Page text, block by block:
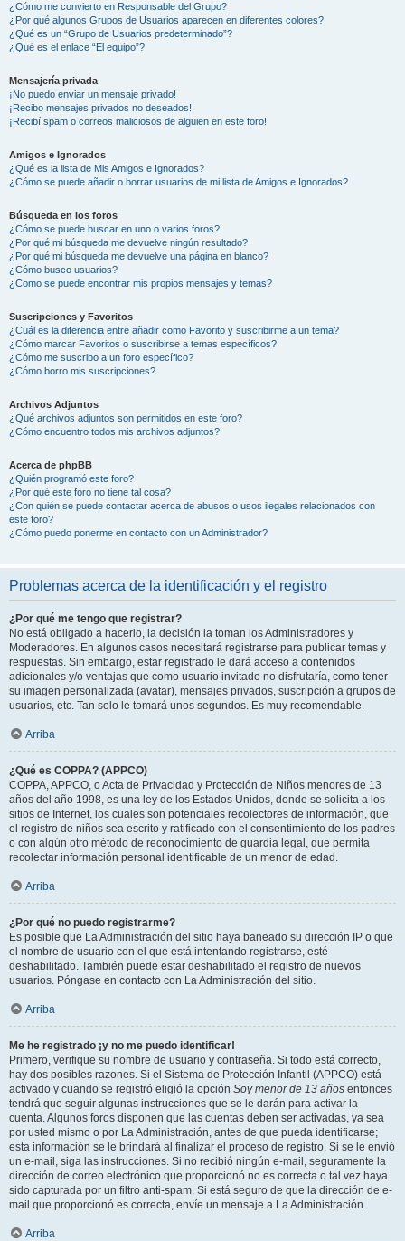
¿Cómo me convierto en Responsable del Grupo?
¿Por qué algunos Grupos de Usuarios aparecen en diferentes colores?
¿Qué es un “Grupo de Usuarios predeterminado”?
¿Qué es el enlace “El equipo”?
Mensajería privada
¡No puedo enviar un mensaje privado!
¡Recibo mensajes privados no deseados!
¡Recibí spam o correos maliciosos de alguien en este foro!
Amigos e Ignorados
¿Qué es la lista de Mis Amigos e Ignorados?
¿Cómo se puede añadir o borrar usuarios de mi lista de Amigos e Ignorados?
Búsqueda en los foros
¿Cómo se puede buscar en uno o varios foros?
¿Por qué mi búsqueda me devuelve ningún resultado?
¿Por qué mi búsqueda me devuelve una página en blanco?
¿Cómo busco usuarios?
¿Como se puede encontrar mis propios mensajes y temas?
Suscripciones y Favoritos
¿Cuál es la diferencia entre añadir como Favorito y suscribirme a un tema?
¿Cómo marcar Favoritos o suscribirse a temas específicos?
¿Cómo me suscribo a un foro específico?
¿Cómo borro mis suscripciones?
Archivos Adjuntos
¿Qué archivos adjuntos son permitidos en este foro?
¿Cómo encuentro todos mis archivos adjuntos?
Acerca de phpBB
¿Quién programó este foro?
¿Por qué este foro no tiene tal cosa?
¿Con quién se puede contactar acerca de abusos o usos ilegales relacionados con
este foro?
¿Cómo puedo ponerme en contacto con un Administrador?
Problemas acerca de la identificación y el registro
¿Por qué me tengo que registrar?
No está obligado a hacerlo, la decisión la toman los Administradores y
Moderadores. En algunos casos necesitará registrarse para publicar temas y
respuestas. Sin embargo, estar registrado le dará acceso a contenidos
adicionales y/o ventajas que como usuario invitado no disfrutaría, como tener
su imagen personalizada (avatar), mensajes privados, suscripción a grupos de
usuarios, etc. Tan solo le tomará unos segundos. Es muy recomendable.
Arriba
¿Qué es COPPA? (APPCO)
COPPA, APPCO, o Acta de Privacidad y Protección de Niños menores de 13
años del año 1998, es una ley de los Estados Unidos, donde se solicita a los
sitios de Internet, los cuales son potenciales recolectores de información, que
el registro de niños sea escrito y ratificado con el consentimiento de los padres
o con algún otro método de reconocimiento de guardia legal, que permita
recolectar información personal identificable de un menor de edad.
Arriba
¿Por qué no puedo registrarme?
Es posible que La Administración del sitio haya baneado su dirección IP o que
el nombre de usuario con el que está intentando registrarse, esté
deshabilitado. También puede estar deshabilitado el registro de nuevos
usuarios. Póngase en contacto con La Administración del sitio.
Arriba
Me he registrado ¡y no me puedo identificar!
Primero, verifique su nombre de usuario y contraseña. Si todo está correcto,
hay dos posibles razones. Si el Sistema de Protección Infantil (APPCO) está
activado y cuando se registró eligió la opción Soy menor de 13 años entonces
tendrá que seguir algunas instrucciones que se le darán para activar la
cuenta. Algunos foros disponen que las cuentas deben ser activadas, ya sea
por usted mismo o por La Administración, antes de que pueda identificarse;
esta información se le brindará al finalizar el proceso de registro. Si se le envió
un e-mail, siga las instrucciones. Si no recibió ningún e-mail, seguramente la
dirección de correo electrónico que proporcionó no es correcta o tal vez haya
sido capturada por un filtro anti-spam. Si está seguro de que la dirección de e-
mail que proporcionó es correcta, envíe un mensaje a La Administración.
Arriba